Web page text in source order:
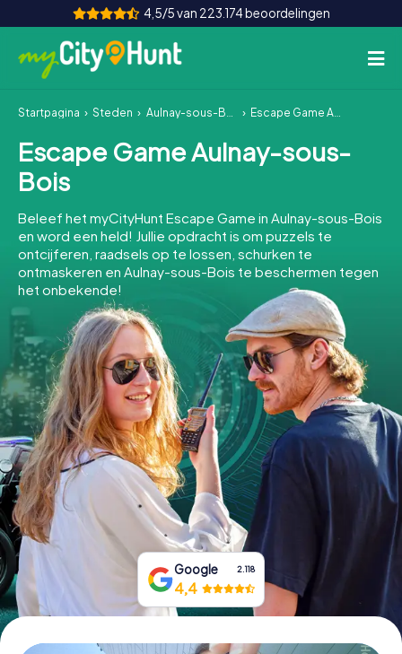
4,5/5 van 223.174 beoordelingen
Hoe het werkt
Steden
Teamevenement
Tickets
INT AT CH
DE
ES
FR UK
IE
IT
NL
Boek tickets
Koop cadeaubonnen
Startpagina Steden Aulnay-sous-Bois Escape Game Aulnay-sous-Bois
Escape Game Aulnay-sous-
Bois
Beleef het myCityHunt Escape Game in Aulnay-sous-Bois
en word een held! Jullie opdracht is om puzzels te
ontcijferen, raadsels op te lossen, schurken te
ontmaskeren en Aulnay-sous-Bois te beschermen tegen
het onbekende!
Google 2.118
4,4